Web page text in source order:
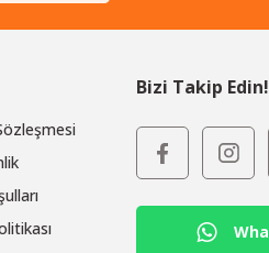
Bizi Takip Edin!